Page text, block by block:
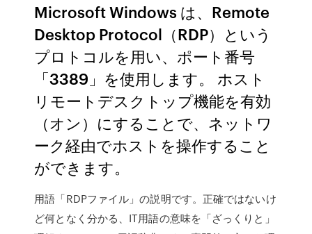
Microsoft Windows は、Remote
Desktop Protocol（RDP）という
プロトコルを用い、ポート番号
「3389」を使用します。 ホスト
リモートデスクトップ機能を有効
（オン）にすることで、ネットワ
ーク経由でホストを操作すること
ができます。
用語「RDPファイル」の説明です。正確ではないけ
ど何となく分かる、IT用語の意味を「ざっくりと」